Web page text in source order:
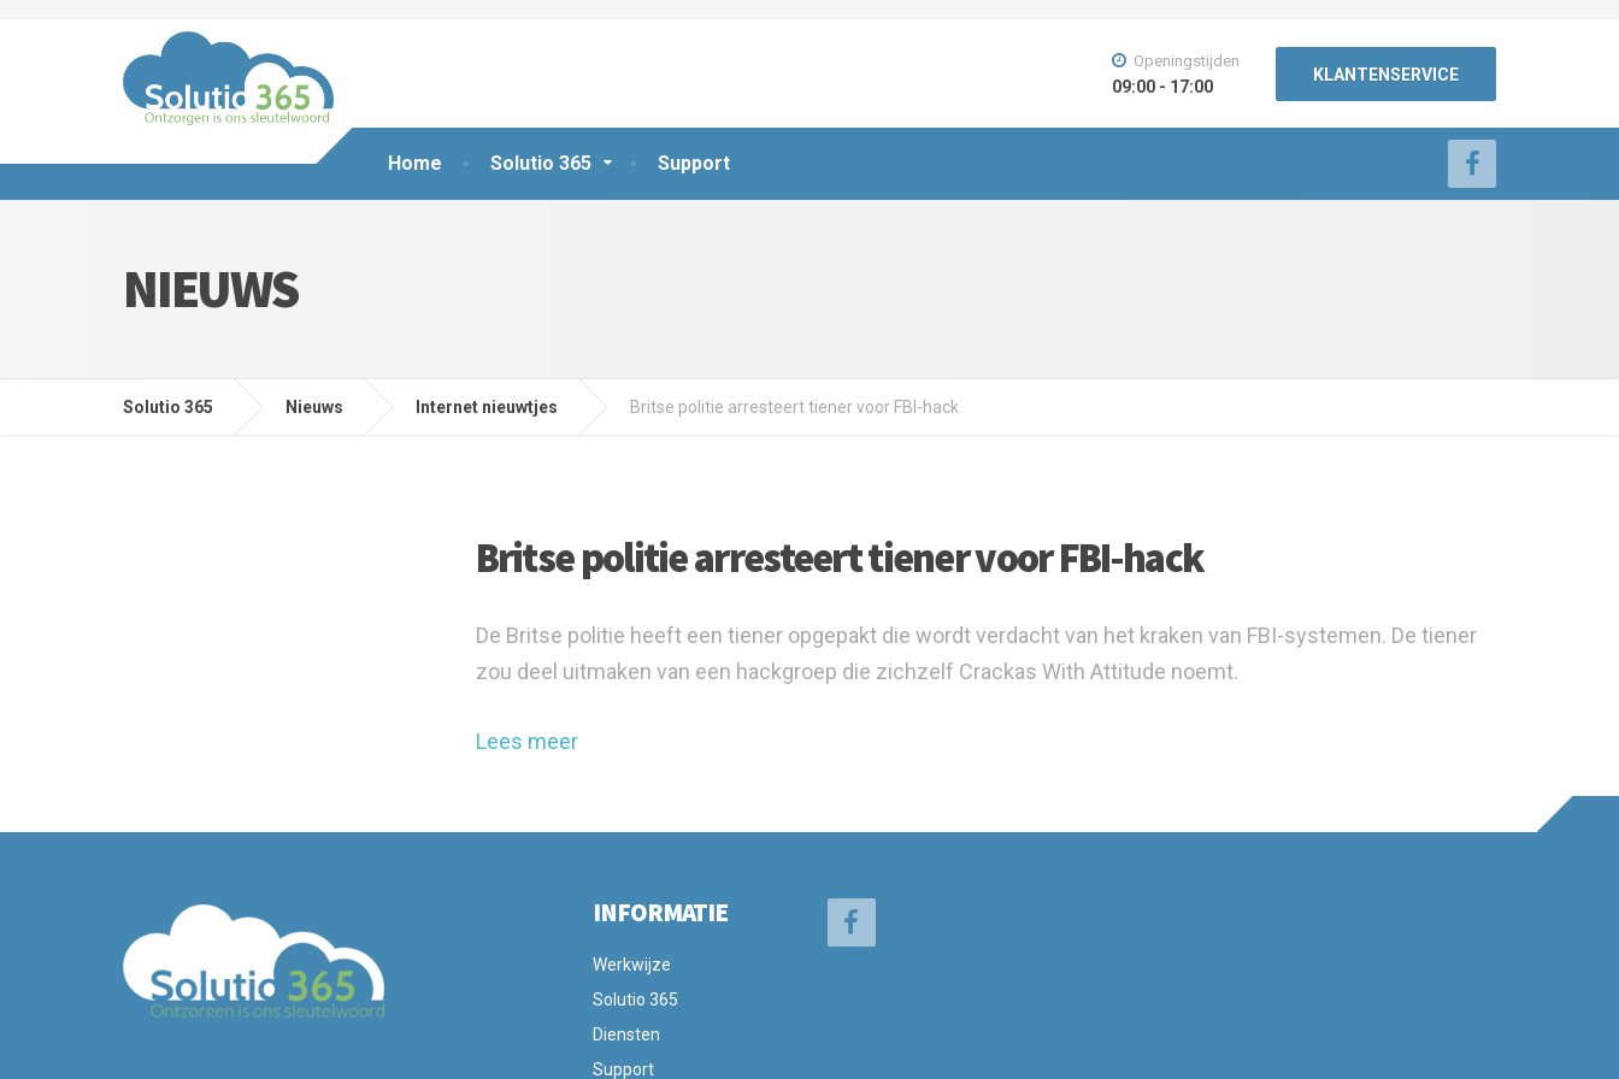
Home Solutio 365 Support
Openingstijden
09:00 - 17:00
KLANTENSERVICE
NIEUWS
Solutio 365 Nieuws Internet nieuwtjes Britse politie arresteert tiener voor FBI-hack
Britse politie arresteert tiener voor FBI-hack
De Britse politie heeft een tiener opgepakt die wordt verdacht van het kraken van FBI-systemen. De tiener
zou deel uitmaken van een hackgroep die zichzelf Crackas With Attitude noemt.
Lees meer
INFORMATIE
Werkwijze
Solutio 365
Diensten
Support